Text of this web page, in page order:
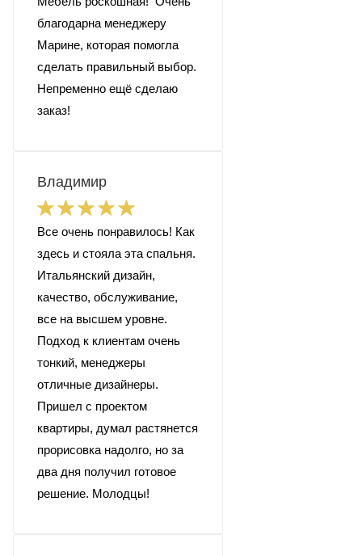
благодарна менеджеру
Марине, которая помогла
сделать правильный выбор.
Непременно ещё сделаю
заказ!
Владимир
Все очень понравилось! Как
здесь и стояла эта спальня.
Итальянский дизайн,
качество, обслуживание,
все на высшем уровне.
Подход к клиентам очень
тонкий, менеджеры
отличные дизайнеры.
Пришел с проектом
квартиры, думал растянется
прорисовка надолго, но за
два дня получил готовое
решение. Молодцы!